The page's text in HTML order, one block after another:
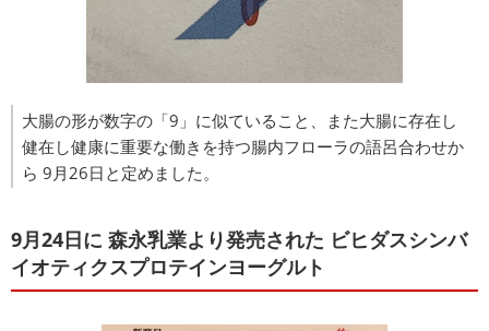
大腸の形が数字の「9」に似ていること、また大腸に存在し
健在し健康に重要な働きを持つ腸内フローラの語呂合わせか
ら 9月26日と定めました。
9月24日に 森永乳業より発売された ビヒダスシンバ
イオティクスプロテインヨーグルト